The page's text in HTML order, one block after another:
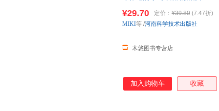
¥29.70 定价： ¥39.80 (7.47折)
木悠图书专营店
MIKI等 /河南科学技术出版社
加入购物车 收藏